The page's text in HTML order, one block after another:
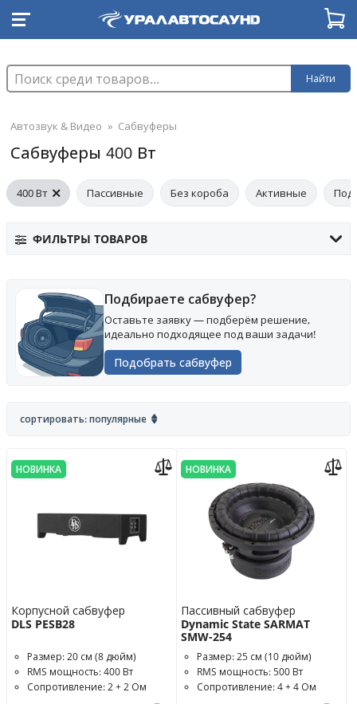
Найти
Автозвук & Видео » Сабвуферы
Сабвуферы 400 Вт
400 Вт Пассивные Без короба Активные Под
ФИЛЬТРЫ ТОВАРОВ
Подбираете сабвуфер?
Оставьте заявку — подберём решение,
идеально подходящее под ваши задачи!
Подобрать сабвуфер
сортировать: популярные
НОВИНКА
Корпусной сабвуфер
DLS PESB28
Размер: 20 см (8 дюйм)
RMS мощность: 400 Вт
Сопротивление: 2 + 2 Ом
НОВИНКА
Пассивный сабвуфер
Dynamic State SARMAT
SMW-254
Размер: 25 см (10 дюйм)
RMS мощность: 500 Вт
Сопротивление: 4 + 4 Ом